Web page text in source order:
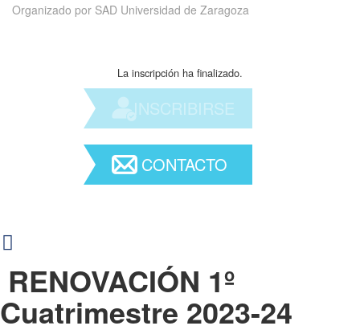
Organizado por SAD Universidad de Zaragoza
La inscripción ha finalizado.
INSCRIBIRSE
CONTACTO
RENOVACIÓN 1º
Cuatrimestre 2023-24